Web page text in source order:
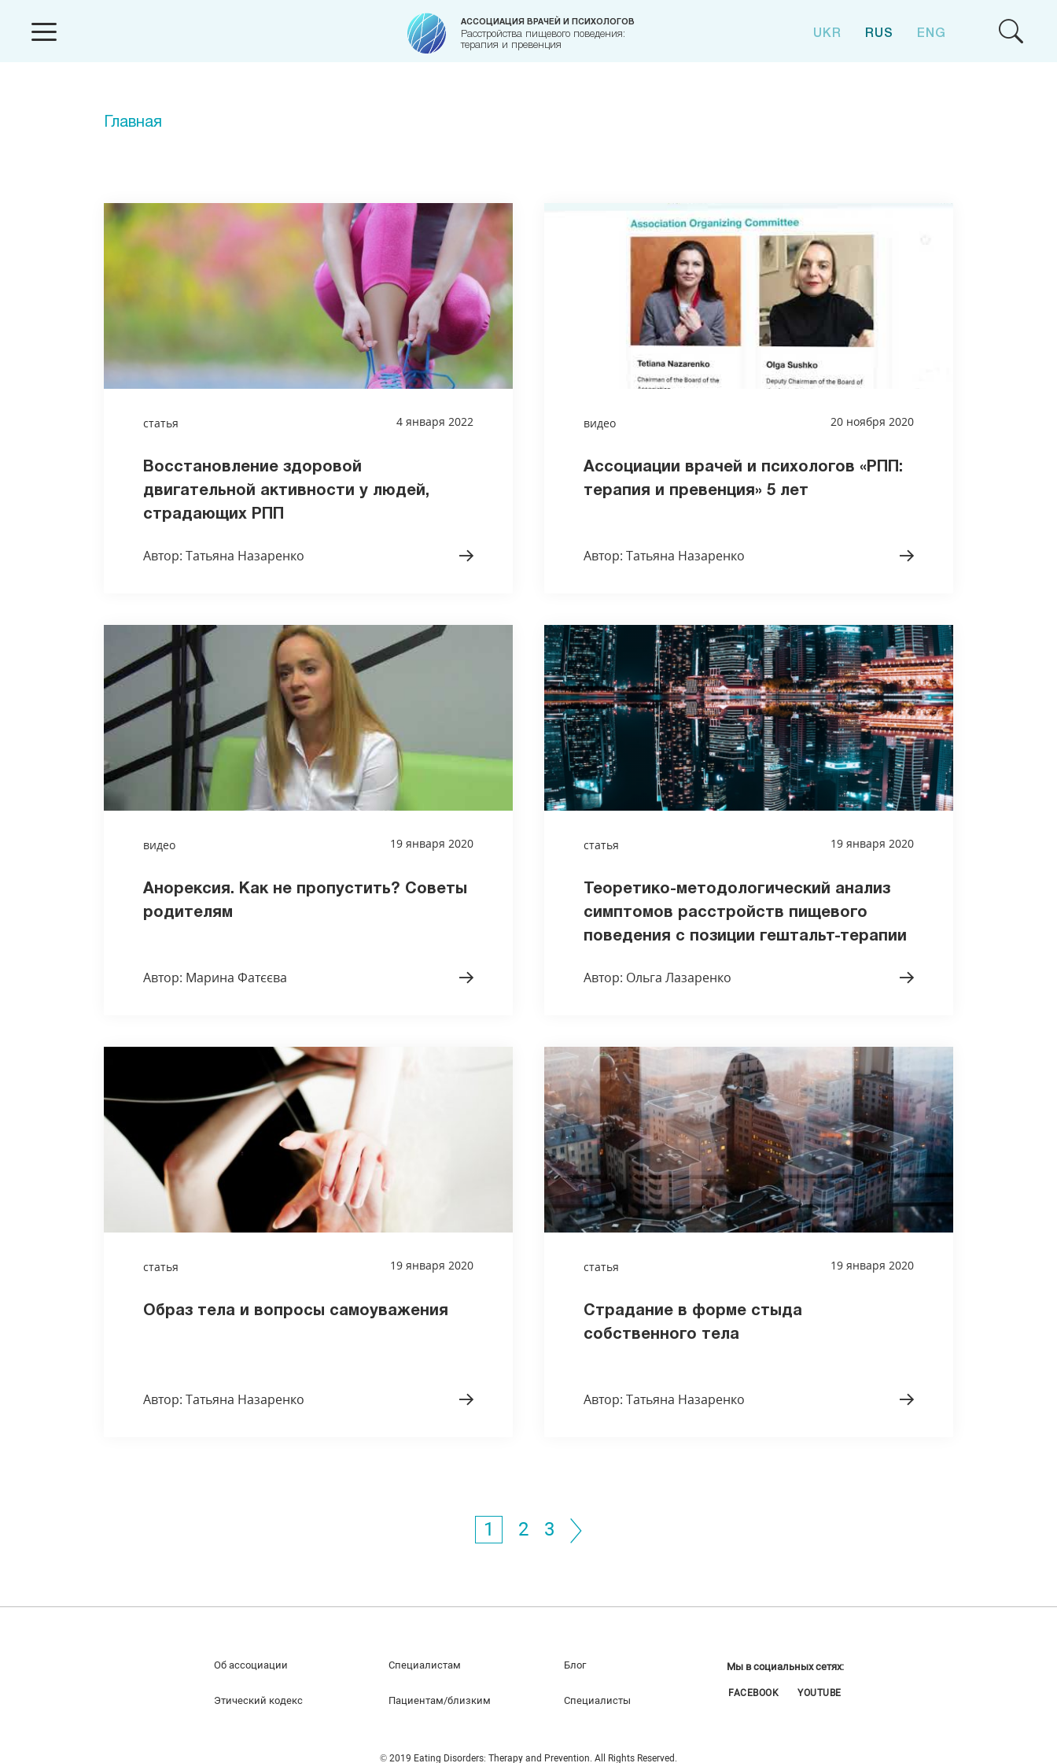
АССОЦИАЦИЯ ВРАЧЕЙ И ПСИХОЛОГОВ
Расстройства пищевого поведения:
терапия и превенция
UKR RUS ENG
Главная
статья 4 января 2022
Восстановление здоровой
двигательной активности у людей,
страдающих РПП
Автор: Татьяна Назаренко
видео 20 ноября 2020
Ассоциации врачей и психологов «РПП:
терапия и превенция» 5 лет
Автор: Татьяна Назаренко
видео 19 января 2020
Анорексия. Как не пропустить? Советы
родителям
Автор: Марина Фатєєва
статья 19 января 2020
Теоретико-методологический анализ
симптомов расстройств пищевого
поведения с позиции гештальт-терапии
Автор: Ольга Лазаренко
статья 19 января 2020
Образ тела и вопросы самоуважения
Автор: Татьяна Назаренко
статья 19 января 2020
Страдание в форме стыда
собственного тела
Автор: Татьяна Назаренко
1 2 3
Об ассоциации
Этический кодекс
Специалистам
Пациентам/близким
Блог
Специалисты
Мы в социальных сетях:
FACEBOOK YOUTUBE
© 2019 Eating Disorders: Therapy and Prevention. All Rights Reserved.